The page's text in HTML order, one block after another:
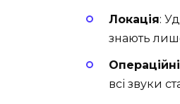
Локація:
знають
всі звуки